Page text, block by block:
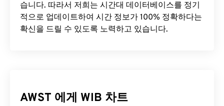
습니다. 따라서 저희는 시간대 데이터베이스를 정기
적으로 업데이트하여 시간 정보가 100% 정확하다는
확신을 드릴 수 있도록 노력하고 있습니다.
AWST 에게 WIB 차트